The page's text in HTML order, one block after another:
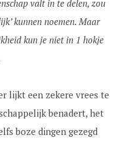
valt in te delen, zou
kunnen noemen. Maar
kun je niet in 1 hokje
lijkt een zekere vrees te
benadert, het
boze dingen gezegd